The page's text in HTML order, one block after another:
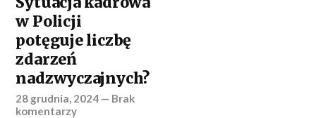
w Policji
potęguje liczbę
zdarzeń
nadzwyczajnych?
28 grudnia, 2024 — Brak
komentarzy